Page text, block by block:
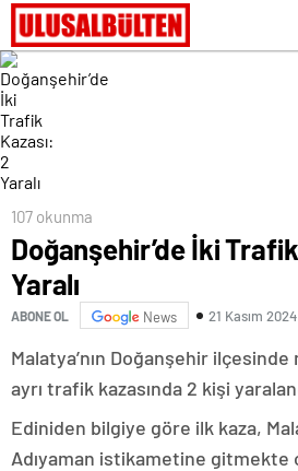
107 okunma
Doğanşehir’de İki
Yaralı
ABONE OL News 21 Kasım
Malatya’nın Doğanşehir
ayrı trafik kazasında 2 kişi
Ediniden bilgiye göre ilk kaza,
Adıyaman istikametine gitmekte